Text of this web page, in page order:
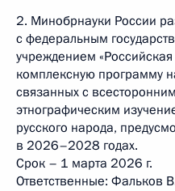
2. Минобрнауки России
с федеральным
учреждением
комплексную программу
связанных с
этнографическим
русского народа,
в 2026–2028 годах.
Срок – 1 марта 2026 г.
Ответственные: Фальков